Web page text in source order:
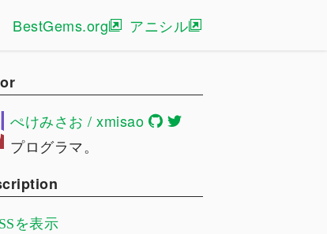
BestGems.org アニシル
ぺけみさお / xmisao
プログラマ。
を表示